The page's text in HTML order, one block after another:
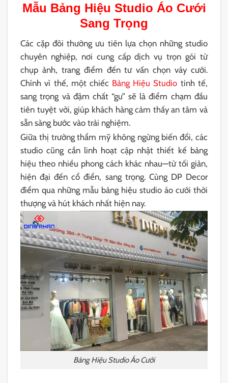
Mẫu Bảng Hiệu Studio Áo Cưới
Sang Trọng
Các cặp đôi thường ưu tiên lựa chọn những studio
chuyên nghiệp, nơi cung cấp dịch vụ trọn gói từ
chụp ảnh, trang điểm đến tư vấn chọn váy cưới.
Chính vì thế, một chiếc Bảng Hiệu Studio tinh tế,
sang trọng và đậm chất “gu” sẽ là điểm chạm đầu
tiên tuyệt vời, giúp khách hàng cảm thấy an tâm và
sẵn sàng bước vào trải nghiệm.
Giữa thị trường thẩm mỹ không ngừng biến đổi, các
studio cũng cần linh hoạt cập nhật thiết kế bảng
hiệu theo nhiều phong cách khác nhau—từ tối giản,
hiện đại đến cổ điển, sang trọng. Cùng DP Decor
điểm qua những mẫu bảng hiệu studio áo cưới thời
thượng và hút khách nhất hiện nay.
Bảng Hiệu Studio Áo Cưới